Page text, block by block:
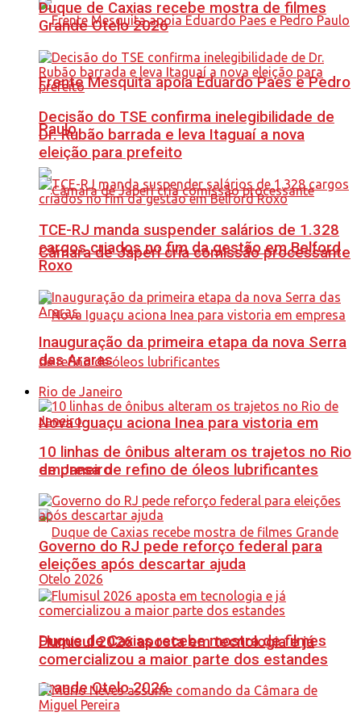
Frente Mesquita apoia Eduardo Paes e Pedro
Paulo
Câmara de Japeri cria comissão processante
Nova Iguaçu aciona Inea para vistoria em
empresa de refino de óleos lubrificantes
Duque de Caxias recebe mostra de filmes
Grande Otelo 2026
Duque de Caxias recebe mostra de filmes
Grande Otelo 2026
Decisão do TSE confirma inelegibilidade de
Dr. Rubão barrada e leva Itaguaí a nova
eleição para prefeito
TCE-RJ manda suspender salários de 1.328
cargos criados no fim da gestão em Belford
Roxo
Inauguração da primeira etapa da nova Serra
das Araras
Rio de Janeiro
10 linhas de ônibus alteram os trajetos no Rio
de Janeiro
Governo do RJ pede reforço federal para
eleições após descartar ajuda
Flumisul 2026 aposta em tecnologia e já
comercializou a maior parte dos estandes